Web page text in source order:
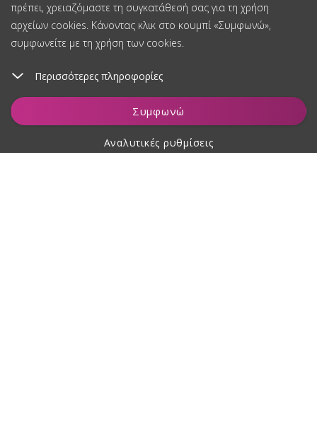
πρέπει, χρειαζόμαστε τη συγκατάθεσή σας για τη χρήση
αρχείων cookies. Κάνοντας κλικ στο κουμπί «Συμφωνώ»,
συμφωνείτε με τη χρήση των cookies.
Περισσότερες πληροφορίες
Συμφωνώ
Αναλυτικές ρυθμίσεις
Προσθήκη στο καλάθι